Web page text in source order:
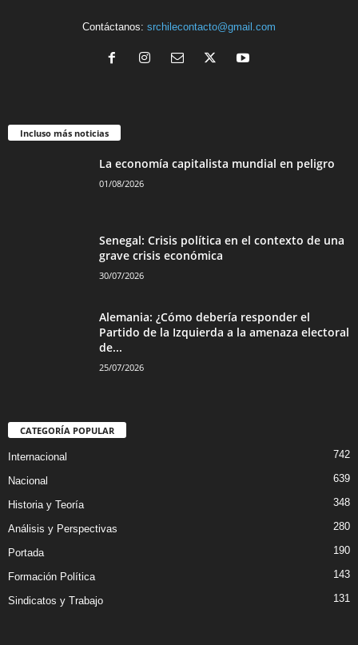
Contáctanos: srchilecontacto@gmail.com
Incluso más noticias
La economía capitalista mundial en peligro
01/08/2026
Senegal: Crisis política en el contexto de una
grave crisis económica
30/07/2026
Alemania: ¿Cómo debería responder el
Partido de la Izquierda a la amenaza electoral
de...
25/07/2026
CATEGORÍA POPULAR
Internacional 742
Nacional 639
Historia y Teoría 348
Análisis y Perspectivas 280
Portada 190
Formación Política 143
Sindicatos y Trabajo 131